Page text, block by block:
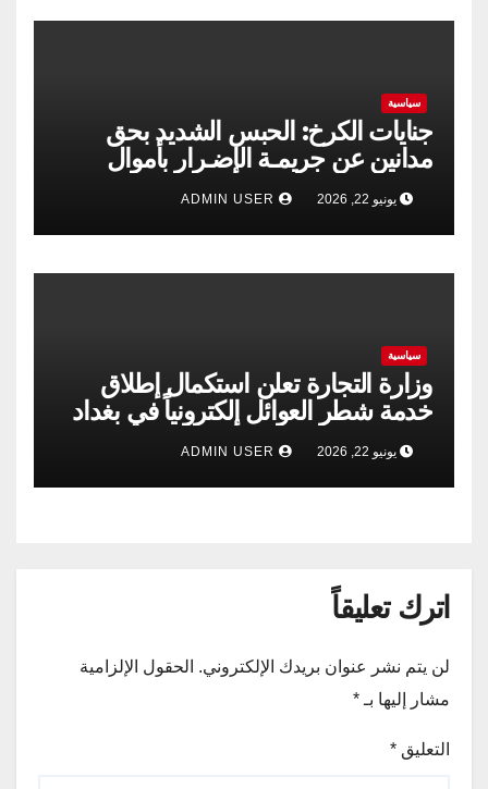
سياسية
جنايات الكرخ: الحبس الشديد بحق
مدانين عن جريمـة الإضـرار بأموال
الشركة العامة لتجارة الحبوب
يونيو 22, 2026
سياسية
وزارة التجارة تعلن استكمال إطلاق
خدمة شطر العوائل إلكترونياً في بغداد
وجميع المحافظات
يونيو 22, 2026
اترك تعليقاً
لن يتم نشر عنوان بريدك الإلكتروني. الحقول الإلزامية
مشار إليها بـ *
التعليق *